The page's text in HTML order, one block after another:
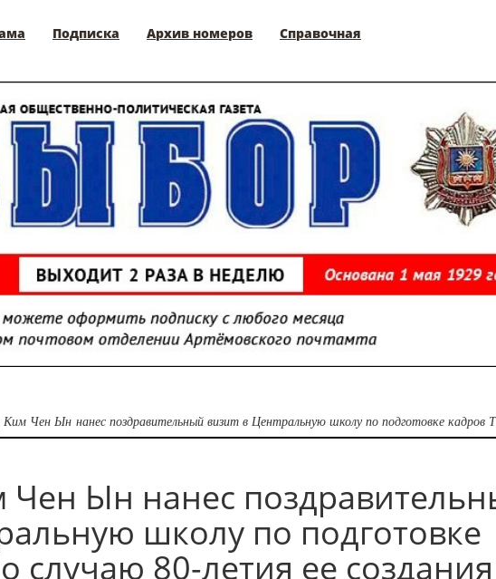
Подписка Архив номеров Справочная
Чен Ын нанес поздравительный визит в Центральную школу по подготовке кадров
Ын нанес
школу по подготовке
случаю 80-летия ее создания